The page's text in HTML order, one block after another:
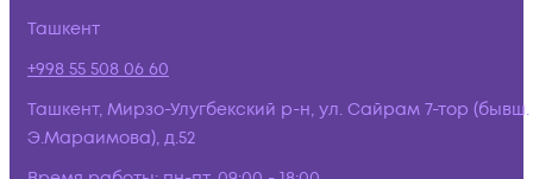
Ташкент
+998 55 508 06 60
Ташкент, Мирзо-Улугбекский р-н, ул. Сайрам 7-тор (бывш.
Э.Мараимова), д.52